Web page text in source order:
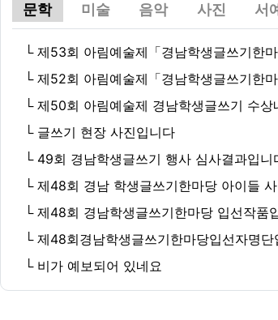
문학 미술 음악 사진 서예
└ 제53회 아림예술제「경남학생글쓰기한
└ 제52회 아림예술제「경남학생글쓰기한
└ 제50회 아림예술제 경남학생글쓰기 수상
└ 글쓰기 현장 사진입니다
└ 49회 경남학생글쓰기 행사 심사결과입니
└ 제48회 경남 학생글쓰기한마당 아이들
└ 제48회 경남학생글쓰기한마당 입선작품
└ 제48회경남학생글쓰기한마당입선자명단
└ 비가 예보되어 있네요